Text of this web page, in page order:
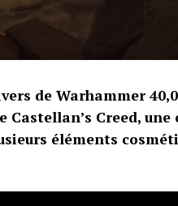
de Warhammer
Castellan’s Creed,
éléments